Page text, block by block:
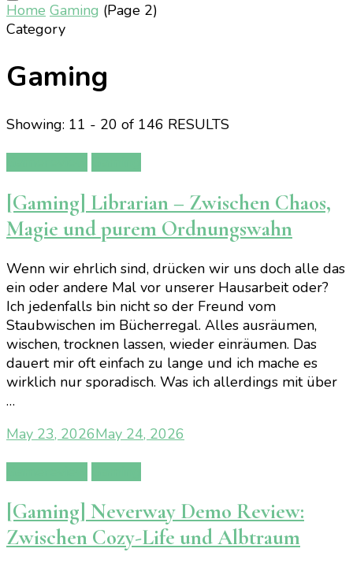
Home Gaming (Page 2)
Category
Gaming
Showing: 11 - 20 of 146 RESULTS
[Gaming] Librarian – Zwischen Chaos,
Magie und purem Ordnungswahn
Wenn wir ehrlich sind, drücken wir uns doch alle das
ein oder andere Mal vor unserer Hausarbeit oder?
Ich jedenfalls bin nicht so der Freund vom
Staubwischen im Bücherregal. Alles ausräumen,
wischen, trocknen lassen, wieder einräumen. Das
dauert mir oft einfach zu lange und ich mache es
wirklich nur sporadisch. Was ich allerdings mit über
…
May 23, 2026May 24, 2026
[Gaming] Neverway Demo Review:
Zwischen Cozy-Life und Albtraum